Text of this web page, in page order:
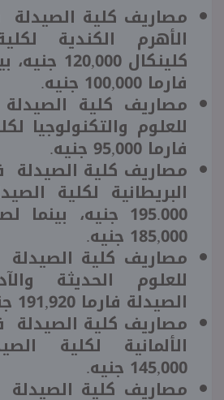
مصاريف كلية
الأهرم الكندية
كلينكال
فارما 100,000 جنيه.
مصاريف كلية
للعلوم والتكنولوجيا
فارما 95,000 جنيه.
مصاريف كلية الصيدلة
البريطانية لكلية
195.000 جنيه،
185,000 جنيه.
مصاريف كلية
للعلوم الحديثة
الصيدلة فارما 191,920 جنيه.
مصاريف كلية الصيدلة
الألمانية لكلية
145,000 جنيه.
مصاريف كلية